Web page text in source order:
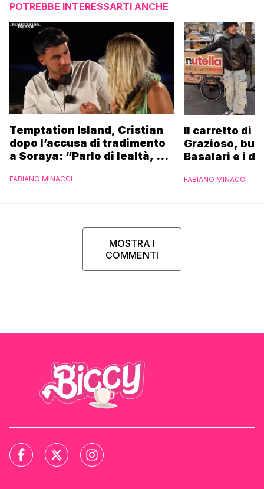
POTREBBE INTERESSARTI ANCHE
Temptation Island, Cristian
dopo l’accusa di tradimento
a Soraya: “Parlo di lealtà, ma
FABIANO MINACCI
Il carretto di
Grazioso,
Basalari e i
Ferrero”
FABIANO MINACCI
MOSTRA I
COMMENTI